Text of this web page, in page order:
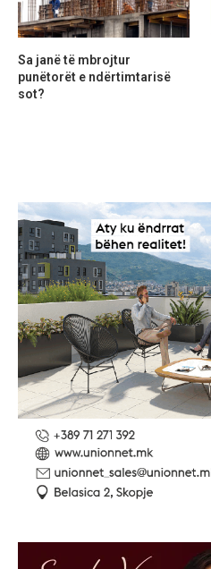
Sa janë të mbrojtur
punëtorët e ndërtimtarisë
sot?